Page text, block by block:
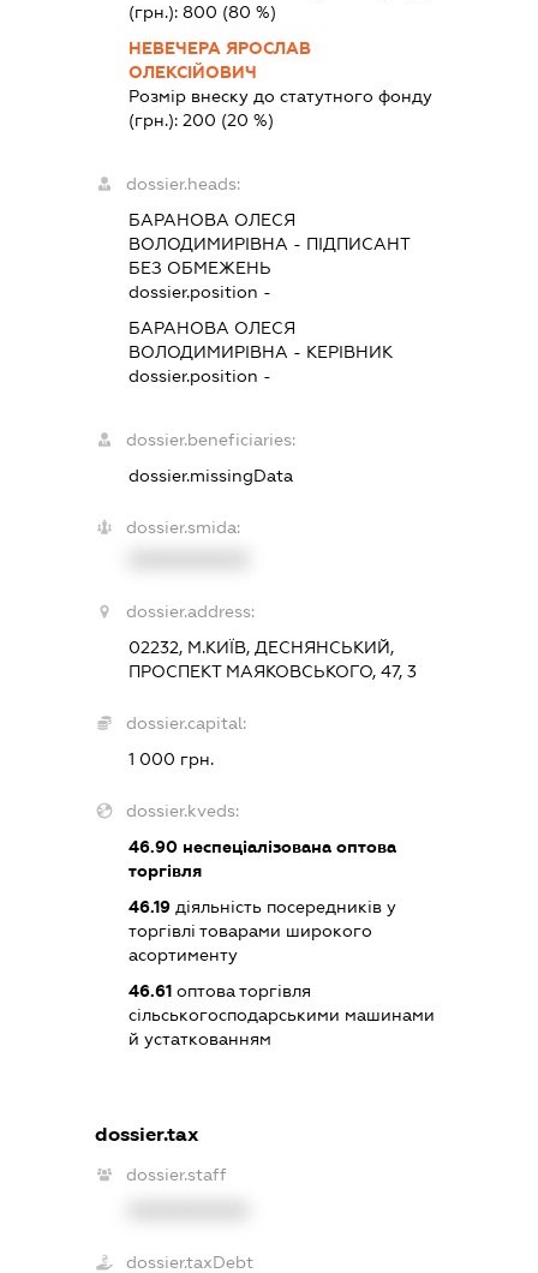
(грн.): 800 (80 %)
НЕВЕЧЕРА ЯРОСЛАВ
ОЛЕКСІЙОВИЧ
Розмір внеску до статутного фонду
(грн.): 200 (20 %)
dossier.heads:
БАРАНОВА ОЛЕСЯ
ВОЛОДИМИРІВНА - ПІДПИСАНТ
БЕЗ ОБМЕЖЕНЬ
dossier.position -
БАРАНОВА ОЛЕСЯ
ВОЛОДИМИРІВНА - КЕРІВНИК
dossier.position -
dossier.beneficiaries:
dossier.missingData
dossier.smida:
dossier.address:
02232, М.КИЇВ, ДЕСНЯНСЬКИЙ,
ПРОСПЕКТ МАЯКОВСЬКОГО, 47, 3
dossier.capital:
1 000 грн.
dossier.kveds:
46.90неспеціалізована оптова
торгівля
46.19діяльність посередників у
торгівлі товарами широкого
асортименту
46.61оптова торгівля
сільськогосподарськими машинами
й устаткованням
dossier.tax
dossier.staff
dossier.taxDebt